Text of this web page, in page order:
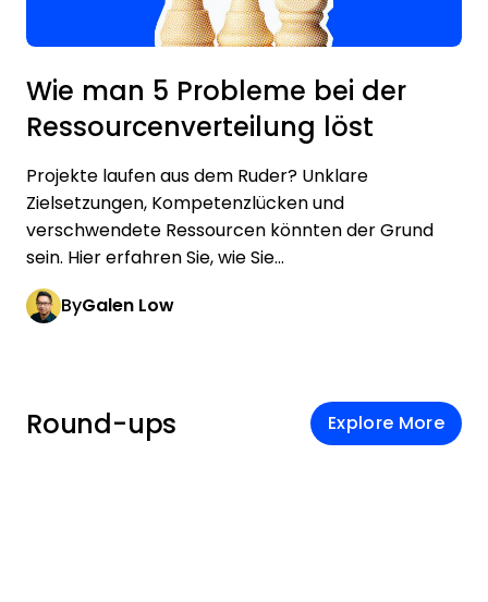
Wie man 5 Probleme bei der
Ressourcenverteilung löst
Projekte laufen aus dem Ruder? Unklare
Zielsetzungen, Kompetenzlücken und
verschwendete Ressourcen könnten der Grund
sein. Hier erfahren Sie, wie Sie...
ByGalen Low
Round-ups Explore More